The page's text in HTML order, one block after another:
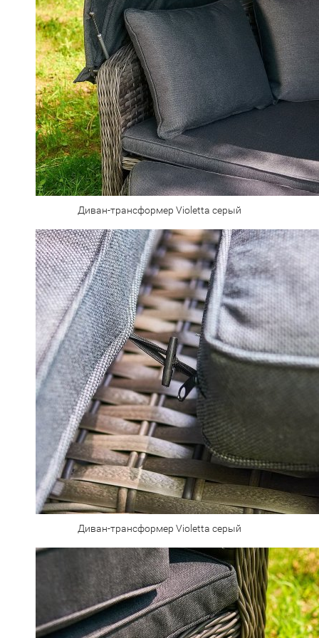
Диван-трансформер Violetta серый
Диван-трансформер Violetta серый